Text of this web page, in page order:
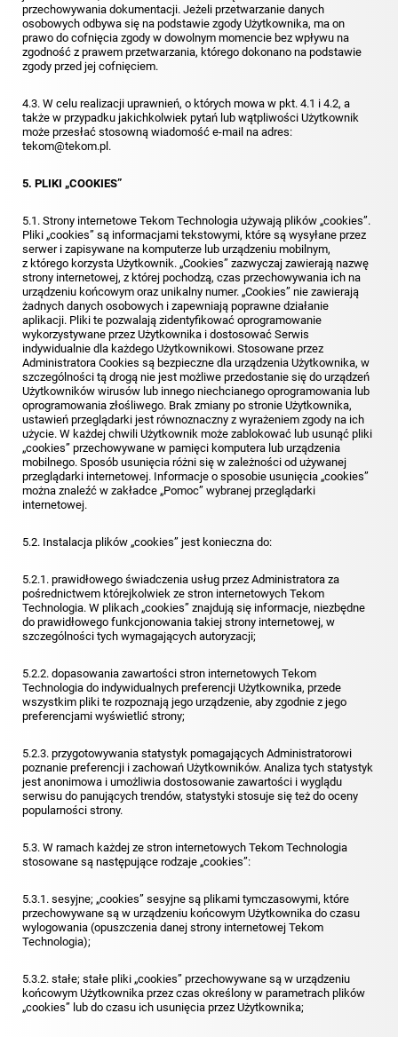
przechowywania dokumentacji. Jeżeli przetwarzanie danych
osobowych odbywa się na podstawie zgody Użytkownika, ma on
prawo do cofnięcia zgody w dowolnym momencie bez wpływu na
zgodność z prawem przetwarzania, którego dokonano na podstawie
zgody przed jej cofnięciem.
4.3. W celu realizacji uprawnień, o których mowa w pkt. 4.1 i 4.2, a
także w przypadku jakichkolwiek pytań lub wątpliwości Użytkownik
może przesłać stosowną wiadomość e-mail na adres:
tekom@tekom.pl.
5. PLIKI „COOKIES”
5.1. Strony internetowe Tekom Technologia używają plików „cookies”.
Pliki „cookies” są informacjami tekstowymi, które są wysyłane przez
serwer i zapisywane na komputerze lub urządzeniu mobilnym,
z którego korzysta Użytkownik. „Cookies” zazwyczaj zawierają nazwę
strony internetowej, z której pochodzą, czas przechowywania ich na
urządzeniu końcowym oraz unikalny numer. „Cookies” nie zawierają
żadnych danych osobowych i zapewniają poprawne działanie
aplikacji. Pliki te pozwalają zidentyfikować oprogramowanie
wykorzystywane przez Użytkownika i dostosować Serwis
indywidualnie dla każdego Użytkownikowi. Stosowane przez
Administratora Cookies są bezpieczne dla urządzenia Użytkownika, w
szczególności tą drogą nie jest możliwe przedostanie się do urządzeń
Użytkowników wirusów lub innego niechcianego oprogramowania lub
oprogramowania złośliwego. Brak zmiany po stronie Użytkownika,
ustawień przeglądarki jest równoznaczny z wyrażeniem zgody na ich
użycie. W każdej chwili Użytkownik może zablokować lub usunąć pliki
„cookies” przechowywane w pamięci komputera lub urządzenia
mobilnego. Sposób usunięcia różni się w zależności od używanej
przeglądarki internetowej. Informacje o sposobie usunięcia „cookies”
można znaleźć w zakładce „Pomoc” wybranej przeglądarki
internetowej.
5.2. Instalacja plików „cookies” jest konieczna do:
5.2.1. prawidłowego świadczenia usług przez Administratora za
pośrednictwem którejkolwiek ze stron internetowych Tekom
Technologia. W plikach „cookies” znajdują się informacje, niezbędne
do prawidłowego funkcjonowania takiej strony internetowej, w
szczególności tych wymagających autoryzacji;
5.2.2. dopasowania zawartości stron internetowych Tekom
Technologia do indywidualnych preferencji Użytkownika, przede
wszystkim pliki te rozpoznają jego urządzenie, aby zgodnie z jego
preferencjami wyświetlić strony;
5.2.3. przygotowywania statystyk pomagających Administratorowi
poznanie preferencji i zachowań Użytkowników. Analiza tych statystyk
jest anonimowa i umożliwia dostosowanie zawartości i wyglądu
serwisu do panujących trendów, statystyki stosuje się też do oceny
popularności strony.
5.3. W ramach każdej ze stron internetowych Tekom Technologia
stosowane są następujące rodzaje „cookies”:
5.3.1. sesyjne; „cookies” sesyjne są plikami tymczasowymi, które
przechowywane są w urządzeniu końcowym Użytkownika do czasu
wylogowania (opuszczenia danej strony internetowej Tekom
Technologia);
5.3.2. stałe; stałe pliki „cookies” przechowywane są w urządzeniu
końcowym Użytkownika przez czas określony w parametrach plików
„cookies” lub do czasu ich usunięcia przez Użytkownika;